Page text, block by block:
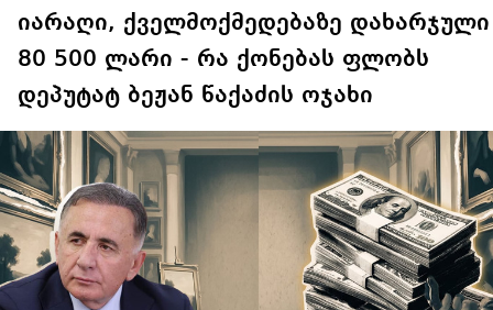
იარაღი, ქველმოქმედებაზე დახარჯული
80 500 ლარი - რა ქონებას ფლობს
დეპუტატ ბეჟან წაქაძის ოჯახი